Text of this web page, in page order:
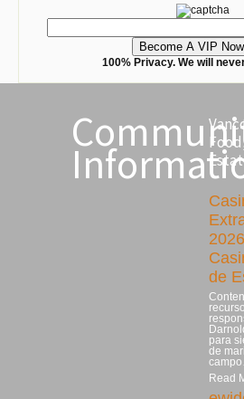
100% Privacy. We will
de
para
de
Read